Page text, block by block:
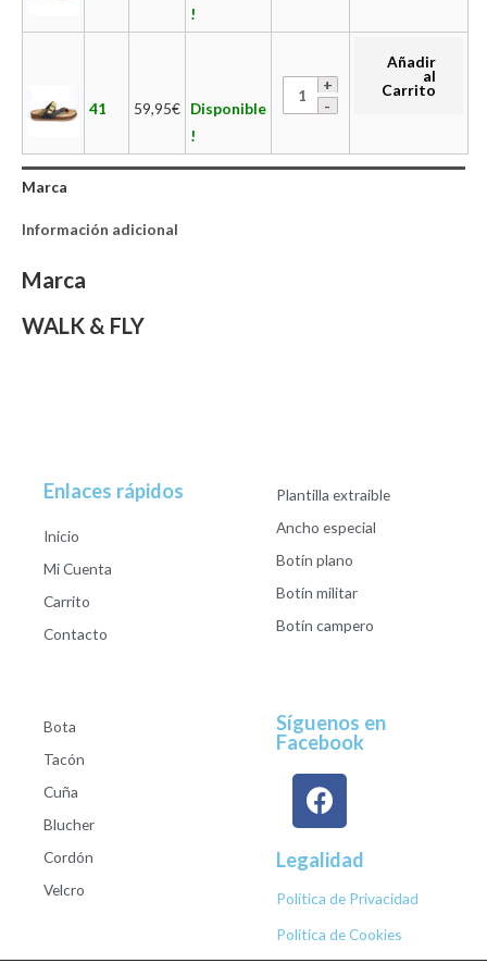
!
41 59,95€ Disponible
!
Añadir
al
Carrito
Marca
Información adicional
Marca
WALK & FLY
Enlaces rápidos
Inicio
Mi Cuenta
Carrito
Contacto
Plantilla extraible
Ancho especial
Botín plano
Botín militar
Botín campero
Bota
Tacón
Cuña
Blucher
Cordón
Velcro
Síguenos en
Facebook
Legalidad
Política de Privacidad
Política de Cookies